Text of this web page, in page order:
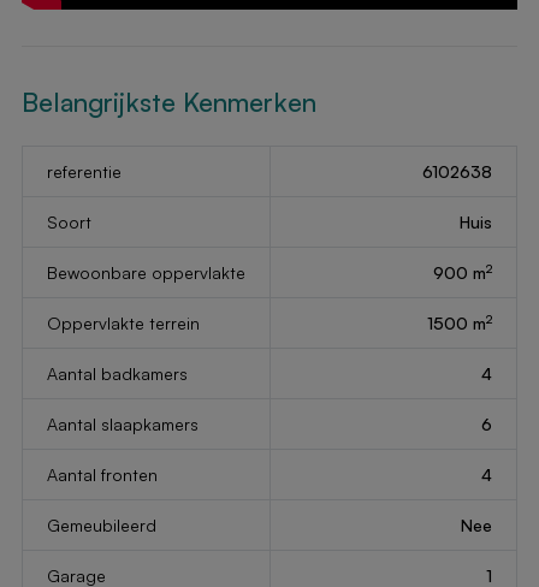
Belangrijkste Kenmerken
referentie 6102638
Soort Huis
Bewoonbare oppervlakte 900 m2
Oppervlakte terrein 1500 m2
Aantal badkamers 4
Aantal slaapkamers 6
Aantal fronten 4
Gemeubileerd Nee
Garage 1